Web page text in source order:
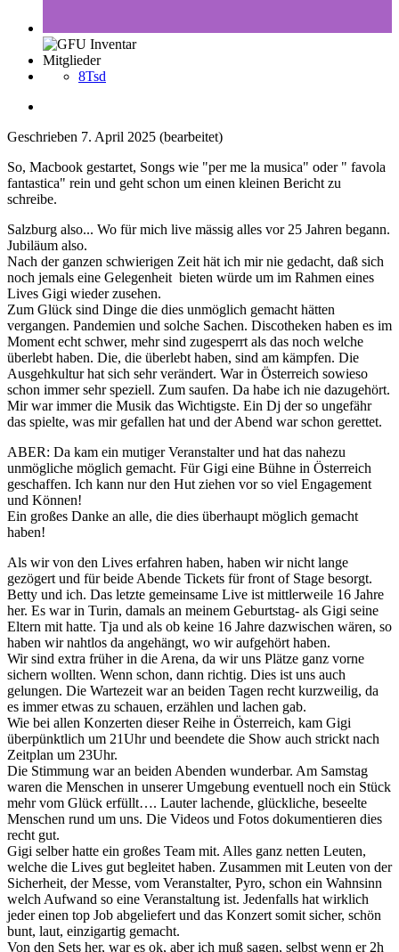
Mitglieder
8Tsd
Geschrieben 7. April 2025 (bearbeitet)
So, Macbook gestartet, Songs wie "per me la musica" oder " favola
fantastica" rein und geht schon um einen kleinen Bericht zu
schreibe.
Salzburg also... Wo für mich live mässig alles vor 25 Jahren begann.
Jubiläum also.
Nach der ganzen schwierigen Zeit hät ich mir nie gedacht, daß sich
noch jemals eine Gelegenheit bieten würde um im Rahmen eines
Lives Gigi wieder zusehen.
Zum Glück sind Dinge die dies unmöglich gemacht hätten
vergangen. Pandemien und solche Sachen. Discotheken haben es im
Moment echt schwer, mehr sind zugesperrt als das noch welche
überlebt haben. Die, die überlebt haben, sind am kämpfen. Die
Ausgehkultur hat sich sehr verändert. War in Österreich sowieso
schon immer sehr speziell. Zum saufen. Da habe ich nie dazugehört.
Mir war immer die Musik das Wichtigste. Ein Dj der so ungefähr
das spielte, was mir gefallen hat und der Abend war schon gerettet.
ABER: Da kam ein mutiger Veranstalter und hat das nahezu
unmögliche möglich gemacht. Für Gigi eine Bühne in Österreich
geschaffen. Ich kann nur den Hut ziehen vor so viel Engagement
und Können!
Ein großes Danke an alle, die dies überhaupt möglich gemacht
haben!
Als wir von den Lives erfahren haben, haben wir nicht lange
gezögert und für beide Abende Tickets für front of Stage besorgt.
Betty und ich. Das letzte gemeinsame Live ist mittlerweile 16 Jahre
her. Es war in Turin, damals an meinem Geburtstag- als Gigi seine
Eltern mit hatte. Tja und als ob keine 16 Jahre dazwischen wären, so
haben wir nahtlos da angehängt, wo wir aufgehört haben.
Wir sind extra früher in die Arena, da wir uns Plätze ganz vorne
sichern wollten. Wenn schon, dann richtig. Dies ist uns auch
gelungen. Die Wartezeit war an beiden Tagen recht kurzweilig, da
es immer etwas zu schauen, erzählen und lachen gab.
Wie bei allen Konzerten dieser Reihe in Österreich, kam Gigi
überpünktlich um 21Uhr und beendete die Show auch strickt nach
Zeitplan um 23Uhr.
Die Stimmung war an beiden Abenden wunderbar. Am Samstag
waren die Menschen in unserer Umgebung eventuell noch ein Stück
mehr vom Glück erfüllt…. Lauter lachende, glückliche, beseelte
Menschen rund um uns. Die Videos und Fotos dokumentieren dies
recht gut.
Gigi selber hatte ein großes Team mit. Alles ganz netten Leuten,
welche die Lives gut begleitet haben. Zusammen mit Leuten von der
Sicherheit, der Messe, vom Veranstalter, Pyro, schon ein Wahnsinn
welch Aufwand so eine Veranstaltung ist. Jedenfalls hat wirklich
jeder einen top Job abgeliefert und das Konzert somit sicher, schön
bunt, laut, einzigartig gemacht.
Von den Sets her, war es ok, aber ich muß sagen, selbst wenn er 2h